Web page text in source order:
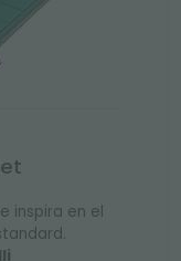
inspira en el